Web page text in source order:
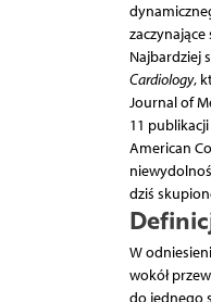
Najbardziej
Cardiology,
Journal of
11
American
dziś
W
wokół
do jednego